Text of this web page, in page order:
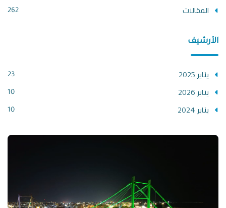
المقالات 262
الأرشيف
يناير 2025 23
يناير 2026 10
يناير 2024 10